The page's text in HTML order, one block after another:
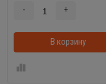
- +
В корзину